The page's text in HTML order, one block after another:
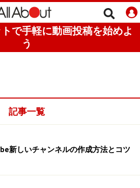
で手軽に動画投稿を始めよ
う
記事一覧
新しいチャンネルの作成方法とコツ